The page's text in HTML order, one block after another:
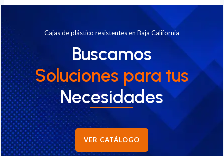
Cajas de plástico resistentes en Baja California
Buscamos
Soluciones para tus
Necesidades
VER CATÁLOGO